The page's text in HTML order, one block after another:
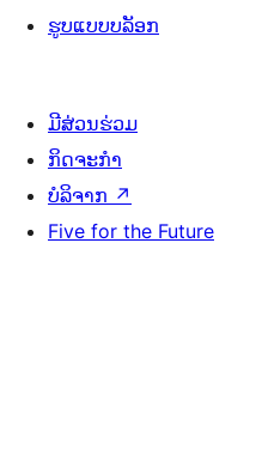
ຮູບແບບບລັອກ
ມີສ່ວນຮ່ວມ
ກິດຈະກຳ
ບໍລິຈາກ ↗
Five for the Future